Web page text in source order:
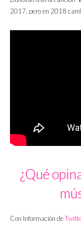
2017, pero en 2018
¿Qué
Con Información de